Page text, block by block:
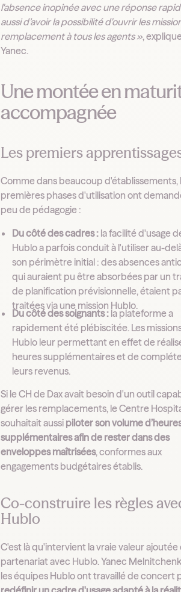
l'absence inopinée avec une réponse
aussi d’avoir la possibilité d'ouvrir les
remplacement à tous les agents »,
Yanec.
Une montée en
accompagnée
Les premiers
Comme dans beaucoup d'établissements,
premières phases d'utilisation ont
peu de pédagogie :
Du côté des cadres : la facilité d'usage
Hublo a parfois conduit à l'utiliser au-
son périmètre initial : des absences
qui auraient pu être absorbées par un
de planification prévisionnelle, étaient
traitées via une mission Hublo.
Du côté des soignants : la plateforme a
rapidement été plébiscitée. Les
Hublo leur permettant en effet de
heures supplémentaires et de
leurs revenus.
Si le CH de Dax avait besoin d'un outil
gérer les remplacements, le Centre
souhaitait aussi piloter son volume
supplémentaires afin de rester dans des
enveloppes maîtrisées, conformes aux
engagements budgétaires établis.
Co-construire les règles
Hublo
C'est là qu'intervient la vraie valeur ajoutée
partenariat avec Hublo. Yanec
les équipes Hublo ont travaillé de concert